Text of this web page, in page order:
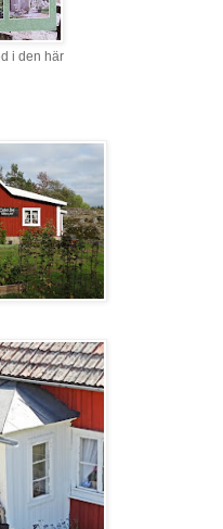
i den här